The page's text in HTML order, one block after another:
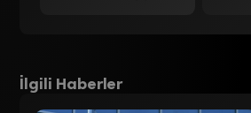
İlgili Haberler